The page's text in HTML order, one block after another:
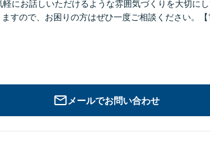
にお話しいただけるような雰囲気づくりを大切にし
すので、お困りの方はぜひ一度ご相談ください。
メールでお問い合わせ